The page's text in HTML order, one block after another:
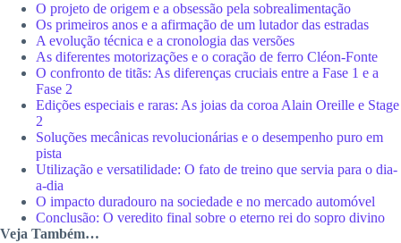
O projeto de origem e a obsessão pela sobrealimentação
Os primeiros anos e a afirmação de um lutador das estradas
A evolução técnica e a cronologia das versões
As diferentes motorizações e o coração de ferro Cléon-Fonte
O confronto de titãs: As diferenças cruciais entre a Fase 1 e a
Fase 2
Edições especiais e raras: As joias da coroa Alain Oreille e Stage
2
Soluções mecânicas revolucionárias e o desempenho puro em
pista
Utilização e versatilidade: O fato de treino que servia para o dia-
a-dia
O impacto duradouro na sociedade e no mercado automóvel
Conclusão: O veredito final sobre o eterno rei do sopro divino
Veja Também…